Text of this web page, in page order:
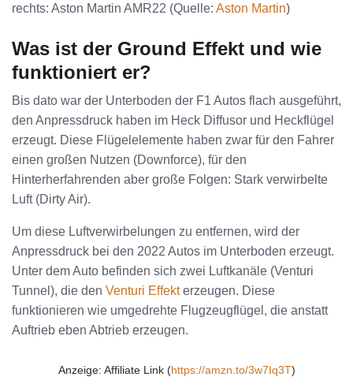
rechts: Aston Martin AMR22 (Quelle: Aston Martin)
Was ist der Ground Effekt und wie
funktioniert er?
Bis dato war der Unterboden der F1 Autos flach ausgeführt,
den Anpressdruck haben im Heck Diffusor und Heckflügel
erzeugt. Diese Flügelelemente haben zwar für den Fahrer
einen großen Nutzen (Downforce), für den
Hinterherfahrenden aber große Folgen: Stark verwirbelte
Luft (Dirty Air).
Um diese Luftverwirbelungen zu entfernen, wird der
Anpressdruck bei den 2022 Autos im Unterboden erzeugt.
Unter dem Auto befinden sich zwei Luftkanäle (Venturi
Tunnel), die den Venturi Effekterzeugen. Diese
funktionieren wie umgedrehte Flugzeugflügel, die anstatt
Auftrieb eben Abtrieb erzeugen.
Anzeige: Affiliate Link (https://amzn.to/3w7Iq3T)